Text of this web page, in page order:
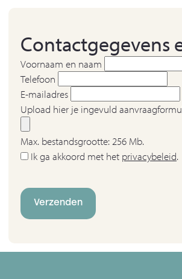
Contactgegevens
Voornaam en naam
Telefoon
E-mailadres
Upload hier je ingevuld
Max. bestandsgrootte: 256 Mb.
Ik ga akkoord met het privacybeleid.
Verzenden